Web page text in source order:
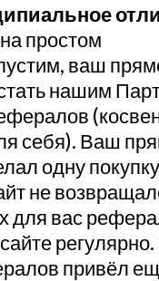
простом
ваш
нашим
себя). Ваш
одну
не
для вас
привёл